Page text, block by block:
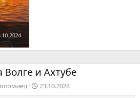
Волге и Ахтубе
23.10.2024